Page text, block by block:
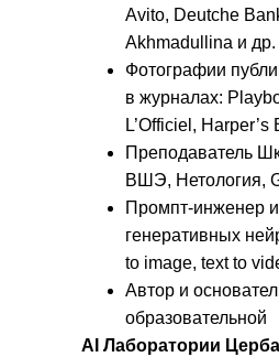
Avito, Deutche
Akhmadullina и др.
Фотографии
в журналах:
L’Officiel, Harper’s
Преподаватель
ВШЭ, Нетология,
Промпт-инженер
генеративных
to image, text to
Автор и
образовательной
AI Лаборатории